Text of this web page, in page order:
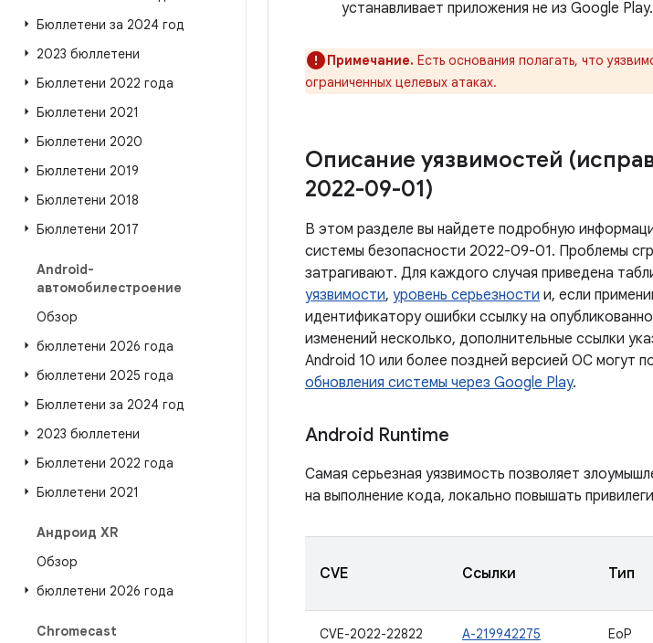
Бюллетени за 2024 год
2023 бюллетени
Бюллетени 2022 года
Бюллетени 2021
Бюллетени 2020
Бюллетени 2019
Бюллетени 2018
Бюллетени 2017
Android-
автомобилестроение
Обзор
бюллетени 2026 года
бюллетени 2025 года
Бюллетени за 2024 год
2023 бюллетени
Бюллетени 2022 года
Бюллетени 2021
Андроид XR
Обзор
бюллетени 2026 года
Chromecast
устанавливает приложения не из Google Play.
Примечание. Есть основания полагать, что
ограниченных целевых атаках.
Описание уязвимостей
2022-09-01)
В этом разделе вы найдете подробную
системы безопасности 2022-09-01. Проблемы
затрагивают. Для каждого случая приведена
уязвимости, уровень серьезности и, если
идентификатору ошибки ссылку на
изменений несколько, дополнительные ссылки
Android 10 или более поздней версией ОС могут
обновления системы через Google Play.
Android Runtime
Самая серьезная уязвимость позволяет
на выполнение кода, локально повышать
CVE Ссылки Тип
CVE-2022-22822 A-219942275 EoP